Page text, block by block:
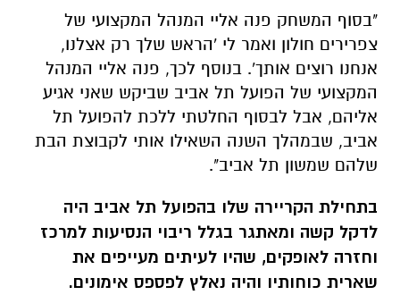
"בסוף המשחק פנה אליי המנהל המקצועי של
צפרירים חולון ואמר לי 'הראש שלך רק אצלנו,
אנחנו רוצים אותך'. בנוסף לכך, פנה אליי המנהל
המקצועי של הפועל תל אביב שביקש שאני אגיע
אליהם, אבל לבסוף החלטתי ללכת להפועל תל
אביב, שבמהלך השנה השאילו אותי לקבוצת הבת
שלהם שמשון תל אביב".
בתחילת הקריירה שלו בהפועל תל אביב היה
לדקל קשה ומאתגר בגלל ריבוי הנסיעות למרכז
וחזרה לאופקים, שהיו לעיתים מעייפים את
שארית כוחותיו והיה נאלץ לפספס אימונים.